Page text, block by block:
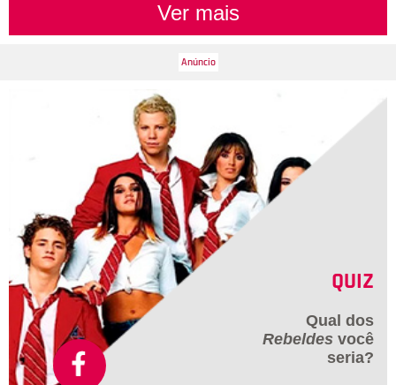
Ver mais
QUIZ
Qual dos
Rebeldes você
seria?